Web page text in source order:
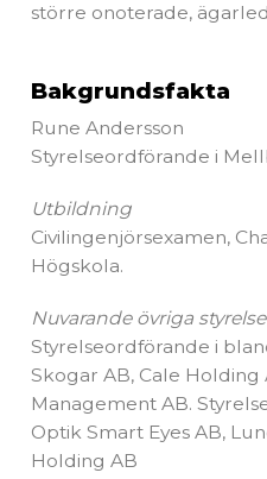
större onoterade,
Bakgrundsfakta
Rune Andersson
Styrelseordförande i
Utbildning
Civilingenjörsexamen,
Högskola.
Nuvarande övriga
Styrelseordförande i
Skogar AB, Cale Holding
Management AB.
Optik Smart Eyes AB,
Holding AB